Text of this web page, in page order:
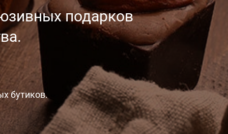
подарков
бутиков.